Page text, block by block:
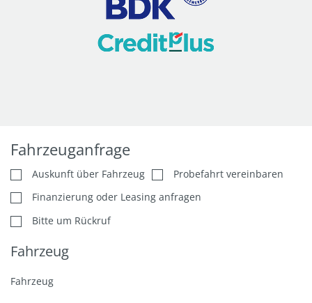
Fahrzeuganfrage
Auskunft über Fahrzeug
Probefahrt vereinbaren
Finanzierung oder Leasing anfragen
Bitte um Rückruf
Fahrzeug
Fahrzeug